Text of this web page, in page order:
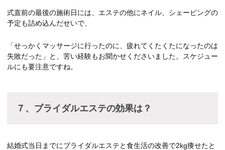
式直前の最後の施術日には、エステの他にネイル、シェービングの
予定も詰め込んだせいで、
「せっかくマッサージに行ったのに、疲れてくたくたになったのは
失敗だった」と、苦い経験もお聞かせくださいました。スケジュー
ルにも要注意ですね。
７、ブライダルエステの効果は？
結婚式当日までにブライダルエステと食生活の改善で2kg痩せたと